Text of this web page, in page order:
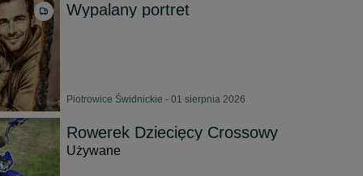
Wypalany portret
Piotrowice Świdnickie - 01 sierpnia 2026
Rowerek Dziecięcy Crossowy
Używane